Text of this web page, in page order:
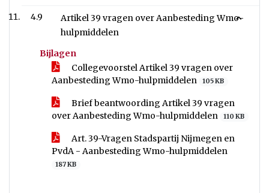
4.9
Artikel 39 vragen over Aanbesteding Wmo-
hulpmiddelen
Bijlagen
Collegevoorstel Artikel 39 vragen over
Aanbesteding Wmo-hulpmiddelen
105 KB
Brief beantwoording Artikel 39 vragen
over Aanbesteding Wmo-hulpmiddelen
110 KB
Art. 39-Vragen Stadspartij Nijmegen en
PvdA - Aanbesteding Wmo-hulpmiddelen
187 KB